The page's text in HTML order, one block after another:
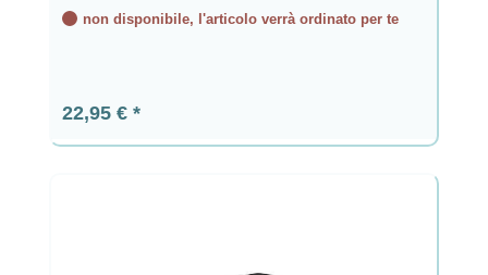
non disponibile, l'articolo verrà ordinato per te
Prezzo normale:
22,95 €